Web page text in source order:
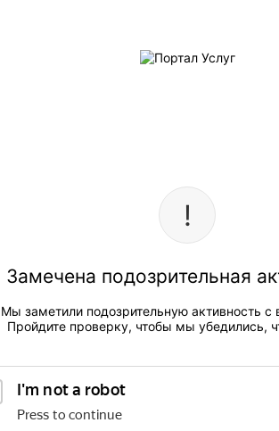
Замечена подозрительная
Мы заметили подозрительную активность с
Пройдите проверку, чтобы мы убедились,